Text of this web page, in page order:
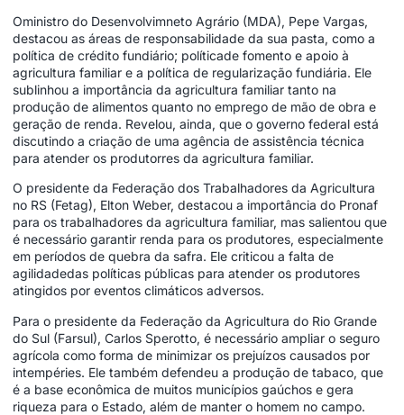
Oministro do Desenvolvimneto Agrário (MDA), Pepe Vargas,
destacou as áreas de responsabilidade da sua pasta, como a
política de crédito fundiário; políticade fomento e apoio à
agricultura familiar e a política de regularização fundiária. Ele
sublinhou a importância da agricultura familiar tanto na
produção de alimentos quanto no emprego de mão de obra e
geração de renda. Revelou, ainda, que o governo federal está
discutindo a criação de uma agência de assistência técnica
para atender os produtorres da agricultura familiar.
O presidente da Federação dos Trabalhadores da Agricultura
no RS (Fetag), Elton Weber, destacou a importância do Pronaf
para os trabalhadores da agricultura familiar, mas salientou que
é necessário garantir renda para os produtores, especialmente
em períodos de quebra da safra. Ele criticou a falta de
agilidadedas políticas públicas para atender os produtores
atingidos por eventos climáticos adversos.
Para o presidente da Federação da Agricultura do Rio Grande
do Sul (Farsul), Carlos Sperotto, é necessário ampliar o seguro
agrícola como forma de minimizar os prejuízos causados por
intempéries. Ele também defendeu a produção de tabaco, que
é a base econômica de muitos municípios gaúchos e gera
riqueza para o Estado, além de manter o homem no campo.